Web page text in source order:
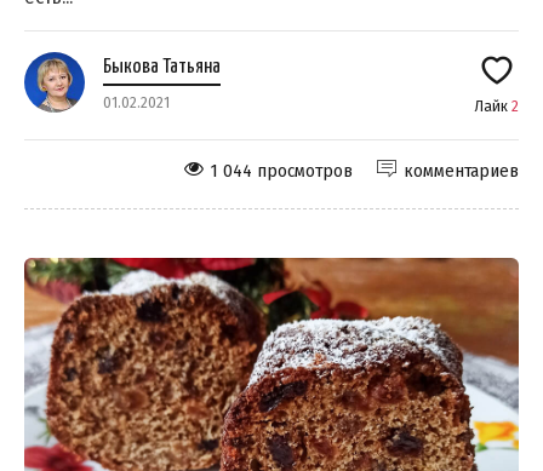
Быкова Татьяна
01.02.2021 Лайк 2
комментариев
1 044 просмотров